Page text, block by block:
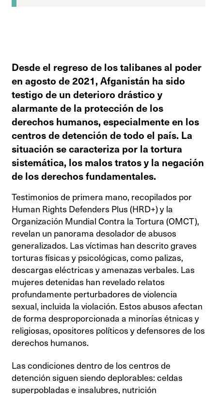
Desde el regreso de los talibanes al poder
en agosto de 2021, Afganistán ha sido
testigo de un deterioro drástico y
alarmante de la protección de los
derechos humanos, especialmente en los
centros de detención de todo el país. La
situación se caracteriza por la tortura
sistemática, los malos tratos y la negación
de los derechos fundamentales.
Testimonios de primera mano, recopilados por
Human Rights Defenders Plus (HRD+) y la
Organización Mundial Contra la Tortura (OMCT),
revelan un panorama desolador de abusos
generalizados. Las víctimas han descrito graves
torturas físicas y psicológicas, como palizas,
descargas eléctricas y amenazas verbales. Las
mujeres detenidas han revelado relatos
profundamente perturbadores de violencia
sexual, incluida la violación. Estos abusos afectan
de forma desproporcionada a minorías étnicas y
religiosas, opositores políticos y defensores de los
derechos humanos.
Las condiciones dentro de los centros de
detención siguen siendo deplorables: celdas
superpobladas e insalubres, nutrición